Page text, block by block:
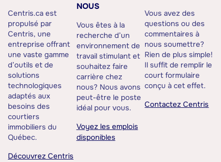
Centris.ca est
propulsé par
Centris, une
entreprise offrant
une vaste gamme
d’outils et de
solutions
technologiques
adaptés aux
besoins des
courtiers
immobiliers du
Québec.
Découvrez Centris
NOUS
Vous êtes à la
recherche d’un
environnement de
travail stimulant et
souhaitez faire
carrière chez
nous? Nous avons
peut-être le poste
idéal pour vous.
Voyez les emplois
disponibles
Vous avez des
questions ou des
commentaires à
nous soumettre?
Rien de plus simple!
Il suffit de remplir le
court formulaire
conçu à cet effet.
Contactez Centris